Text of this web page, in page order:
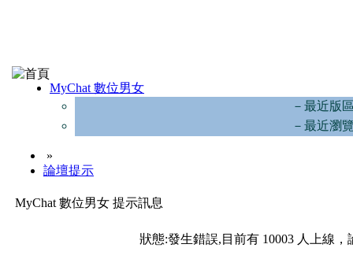
MyChat 數位男女
－最近版
－最近瀏
»
論壇提示
MyChat 數位男女 提示訊息
狀態:發生錯誤,目前有 10003 人上線